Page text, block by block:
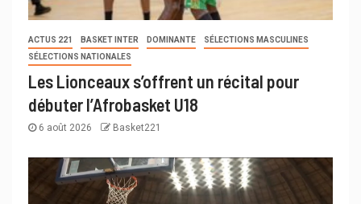
ACTUS 221 BASKET INTER DOMINANTE
SÉLECTIONS MASCULINES
SÉLECTIONS NATIONALES
Les Lionceaux s’offrent un récital pour
débuter l’Afrobasket U18
6 août 2026 Basket221